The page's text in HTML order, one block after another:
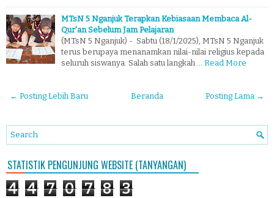
MTsN 5 Nganjuk Terapkan Kebiasaan Membaca Al-
Qur'an Sebelum Jam Pelajaran
(MTsN 5 Nganjuk) - Sabtu (18/1/2025), MTsN 5 Nganjuk
terus berupaya menanamkan nilai-nilai religius kepada
seluruh siswanya. Salah satu langkah …
Read More
← Posting Lebih Baru Posting Lama →
Beranda
STATISTIK PENGUNJUNG WEBSITE (TANYANGAN)
4 4 7 0 7 8 3